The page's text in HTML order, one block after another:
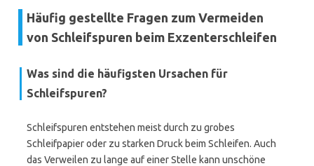
Häufig gestellte Fragen zum Vermeiden
von Schleifspuren beim Exzenterschleifen
Was sind die häufigsten Ursachen für
Schleifspuren?
Schleifspuren entstehen meist durch zu grobes
Schleifpapier oder zu starken Druck beim Schleifen. Auch
das Verweilen zu lange auf einer Stelle kann unschöne